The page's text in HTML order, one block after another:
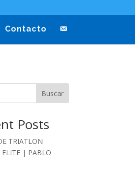
Contacto
Buscar
Posts
TRIATLON
ELITE | PABLO